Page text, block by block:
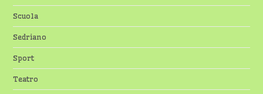
Scuola
Sedriano
Sport
Teatro